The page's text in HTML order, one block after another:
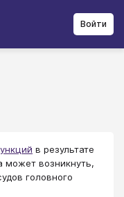
Войти
в результате
может возникнуть,
головного